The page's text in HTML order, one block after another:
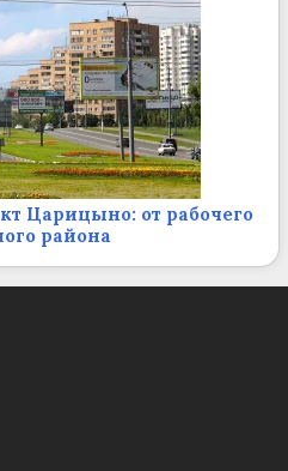
Царицыно: от рабочего
района